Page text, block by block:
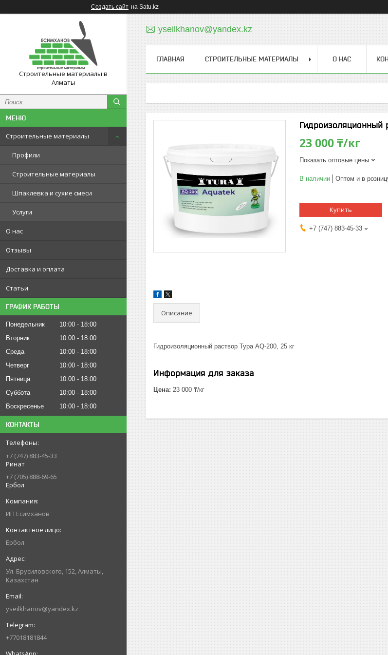
Создать сайт на Satu.kz
Строительные материалы в
Алматы
Строительные материалы
Профили
Строительные материалы
Шпаклевка и сухие смеси
Услуги
О нас
Отзывы
Доставка и оплата
Статьи
ГРАФИК РАБОТЫ
Понедельник 10:00
18:00
Вторник
10:00
18:00
Среда
10:00
18:00
Четверг
10:00
18:00
Пятница
10:00
18:00
Суббота
10:00
18:00
Воскресенье
10:00 18:00
КОНТАКТЫ
+7 (747) 883-45-33
Ринат
+7 (705) 888-69-65
Ербол
ИП Есимxанов
Ербол
Ул. Брусиловского, 152, Алматы,
Казахстан
yseilkhanov@yandex.kz
+77018181844
yseilkhanov@yandex.kz
ГЛАВНАЯ СТРОИТЕЛЬНЫЕ МАТЕРИАЛЫ О НАС
Гидроизоляционный
23 000 ₸/кг
Показать оптовые цены
В наличии Оптом и в
Купить
+7 (747) 883-45-33
Описание
Гидроизоляционный раствор Тура AQ-200, 25 кг
Информация для заказа
Цена: 23 000 ₸/кг